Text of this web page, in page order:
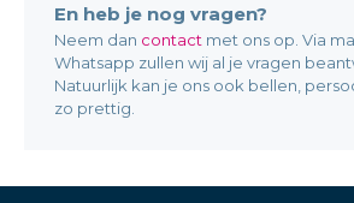
En heb je nog vragen?
Neem dan contact met ons op. Via
Whatsapp zullen wij al je vragen
Natuurlijk kan je ons ook bellen,
zo prettig.